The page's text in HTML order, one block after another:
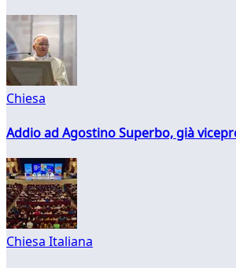
Chiesa
Addio ad Agostino Superbo, già
Chiesa Italiana